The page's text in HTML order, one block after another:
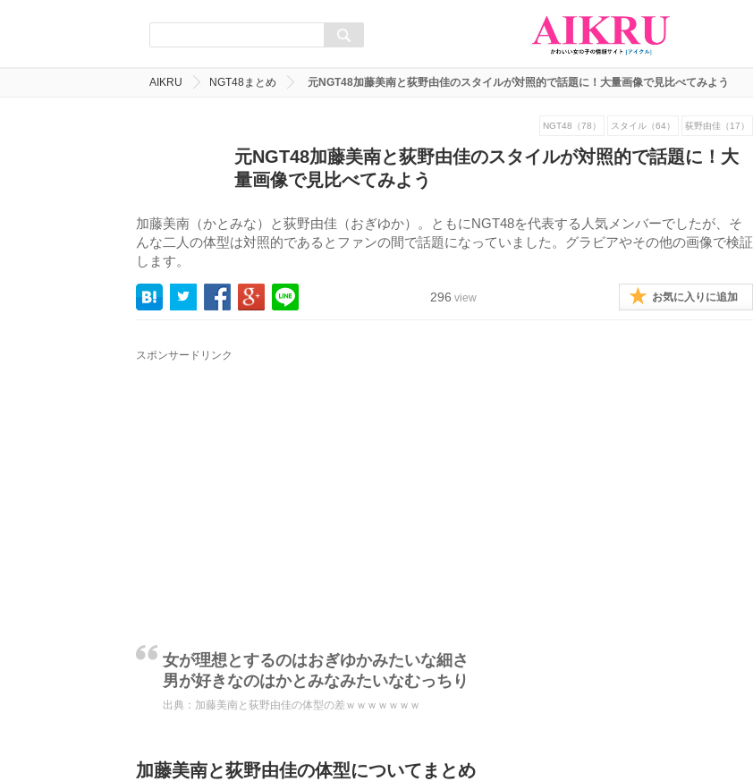
AIKRU NGT48まとめ 元NGT48加藤美南と荻野由佳のスタイルが対照的で話題に！大量画像で見比べてみよう
NGT48（78） スタイル（64） 荻野由佳（17）
元NGT48加藤美南と荻野由佳のスタイルが対照的で話題に！大
量画像で見比べてみよう
加藤美南（かとみな）と荻野由佳（おぎゆか）。ともにNGT48を代表する人気メンバーでしたが、そ
んな二人の体型は対照的であるとファンの間で話題になっていました。グラビアやその他の画像で検証
します。
296 view お気に入りに追加
スポンサードリンク
女が理想とするのはおぎゆかみたいな細さ
男が好きなのはかとみなみたいなむっちり
出典： 加藤美南と荻野由佳の体型の差ｗｗｗｗｗｗｗ
加藤美南と荻野由佳の体型についてまとめ